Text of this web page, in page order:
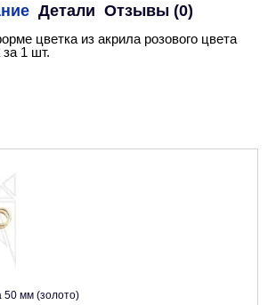
Детали Отзывы (0)
цветка из акрила розового цвета
1 шт.
50 мм (золото)